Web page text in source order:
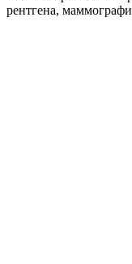
рентгена,